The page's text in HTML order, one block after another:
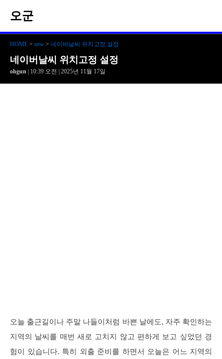
오군
HOME > new > 네이버날씨 위치고정 설정
네이버날씨 위치고정 설정
ohgun | 10:39 오전 | 2025년 11월 17일
오늘 출근길이나 주말 나들이처럼 바쁜 날에도, 자주 확인하는
지역의 날씨를 매번 새로 고치지 않고 편하게 보고 싶었던 경
험이 있습니다. 특히 외출 준비를 하면서 오늘은 어느 지역의